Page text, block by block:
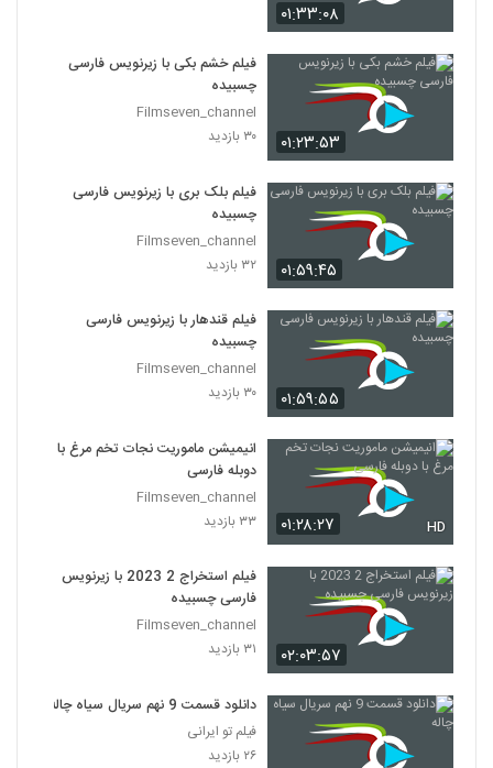
۰۱:۳۳:۰۸
۰۱:۲۳:۵۳
فیلم خشم بکی با زیرنویس فارسی
چسبیده
Filmseven_channel
۳۰ بازدید
۰۱:۵۹:۴۵
فیلم بلک بری با زیرنویس فارسی
چسبیده
Filmseven_channel
۳۲ بازدید
۰۱:۵۹:۵۵
فیلم قندهار با زیرنویس فارسی
چسبیده
Filmseven_channel
۳۰ بازدید
۰۱:۲۸:۲۷ HD
انیمیشن ماموریت نجات تخم مرغ با
دوبله فارسی
Filmseven_channel
۳۳ بازدید
۰۲:۰۳:۵۷
فیلم استخراج 2 2023 با زیرنویس
فارسی چسبیده
Filmseven_channel
۳۱ بازدید
دانلود قسمت 9 نهم سریال سیاه چاله
فیلم تو ایرانی
۲۶ بازدید